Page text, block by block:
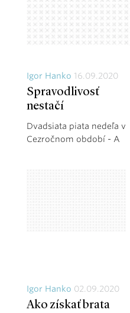
Igor Hanko 16.09.2020
Spravodlivosť
nestačí
Dvadsiata piata nedeľa v
Cezročnom období - A
Igor Hanko 02.09.2020
Ako získať brata